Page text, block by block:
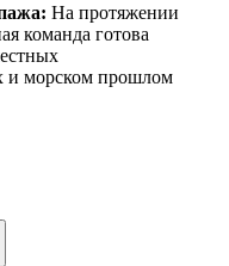
На протяжении
команда готова
и морском прошлом